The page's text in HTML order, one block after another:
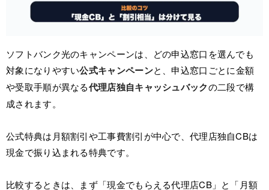
ソフトバンク光のキャンペーンは、どの申込窓口を選んでも
対象になりやすい公式キャンペーンと、申込窓口ごとに金額
や受取手順が異なる代理店独自キャッシュバックの二段で構
成されます。
公式特典は月額割引や工事費割引が中心で、代理店独自CBは
現金で振り込まれる特典です。
比較するときは、まず「現金でもらえる代理店CB」と「月額